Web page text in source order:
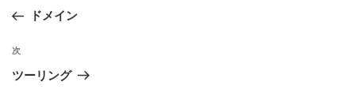
ナ
ビ
ゲ
の
稿
ドメイン
次
の
次
ツーリング